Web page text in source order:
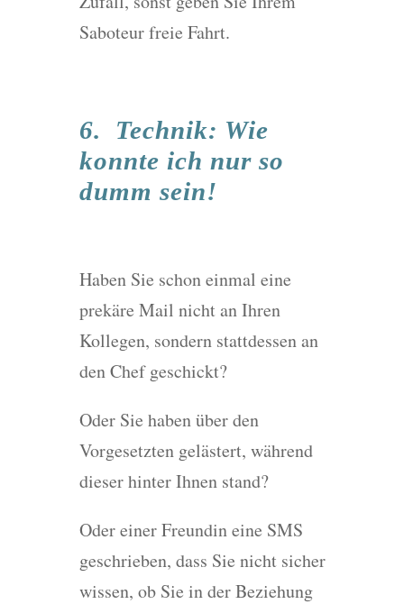
Saboteur freie Fahrt.
6. Technik: Wie
konnte ich nur so
dumm sein!
Haben Sie schon einmal eine
prekäre Mail nicht an Ihren
Kollegen, sondern stattdessen an
den Chef geschickt?
Oder Sie haben über den
Vorgesetzten gelästert, während
dieser hinter Ihnen stand?
Oder einer Freundin eine SMS
geschrieben, dass Sie nicht sicher
wissen, ob Sie in der Beziehung